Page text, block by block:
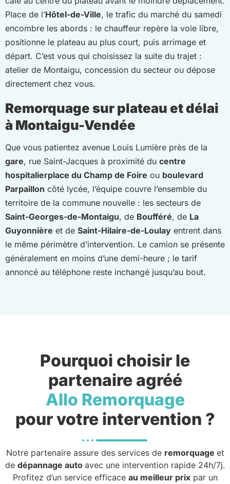
Place de l’Hôtel-de-Ville, le trafic du marché du samedi
encombre les abords : le chauffeur repère la voie libre,
positionne le plateau au plus court, puis arrimage et
départ. C’est vous qui choisissez la suite du trajet :
atelier de Montaigu, concession du secteur ou dépose
directement chez vous.
Remorquage sur plateau et délai
à Montaigu-Vendée
Que vous patientez avenue Louis Lumière près de la
gare, rue Saint-Jacques à proximité du centre
hospitalierplace du Champ de Foire ou boulevard
Parpaillon côté lycée, l’équipe couvre l’ensemble du
territoire de la commune nouvelle : les secteurs de
Saint-Georges-de-Montaigu, de Boufféré, de La
Guyonnière et de Saint-Hilaire-de-Loulay entrent dans
le même périmètre d’intervention. Le camion se présente
généralement en moins d’une demi-heure ; le tarif
annoncé au téléphone reste inchangé jusqu’au bout.
Pourquoi choisir le
partenaire agréé
Allo Remorquage
pour votre intervention ?
Notre partenaire assure des services de remorquage et
de dépannage auto avec une intervention rapide 24h/7j.
Profitez d’un service efficace au meilleur prixpar un